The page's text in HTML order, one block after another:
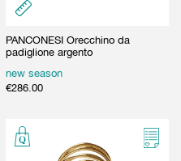
PANCONESI Orecchino da
padiglione argento
new season
€286.00